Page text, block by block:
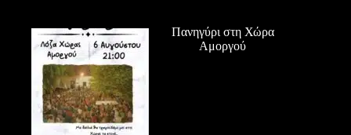
Πανηγύρι στη Χώρα
Αμοργού